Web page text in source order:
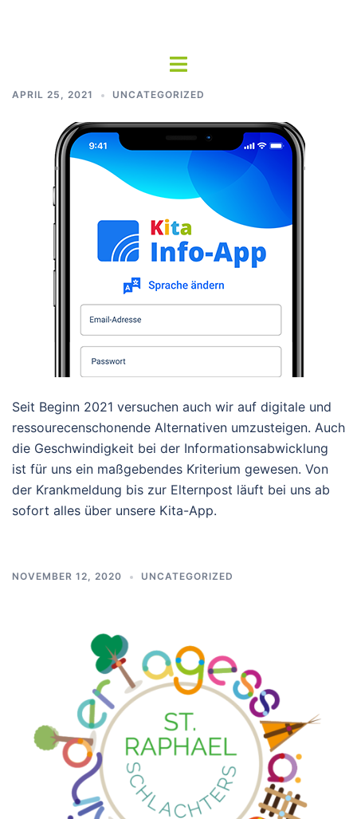
Toggle
APRIL 25, 2021 UNCATEGORIZED
Seit Beginn 2021 versuchen auch wir auf digitale und
ressourecenschonende Alternativen umzusteigen. Auch
die Geschwindigkeit bei der Informationsabwicklung
ist für uns ein maßgebendes Kriterium gewesen. Von
der Krankmeldung bis zur Elternpost läuft bei uns ab
sofort alles über unsere Kita-App.
NOVEMBER 12, 2020 UNCATEGORIZED